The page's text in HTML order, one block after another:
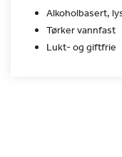
Alkoholbasert,
Tørker vannfast
Lukt- og giftfrie